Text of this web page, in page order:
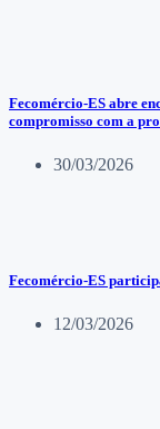
Fecomércio-ES abre
compromisso com a
30/03/2026
Fecomércio-ES
12/03/2026